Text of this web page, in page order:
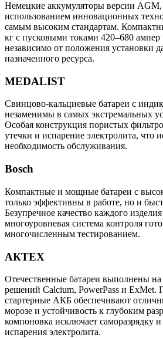
Немецкие аккумуляторы версии AGM,
использованием инновационных
самым высоким стандартам.
кг с пусковыми токами 420–680 ампер
независимо от положения установки
назначенного ресурса.
MEDALIST
Свинцово-кальциевые батареи с
незаменимы в самых экстремальных
Особая конструкция пористых
утечки и испарение электролита, что
необходимость обслуживания.
Bosch
Компактные и мощные батареи с
только эффективны в работе, но и
Безупречное качество каждого
многоуровневая система контроля
многочисленным тестированием.
АКТЕХ
Отечественные батареи выполнены
решений Calcium, PowerPass и ExMet.
стартерные АКБ обеспечивают
морозе и устойчивость к глубоким
компоновка исключает саморазрядку
испарения электролита.